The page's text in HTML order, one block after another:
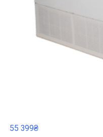
55 399₴